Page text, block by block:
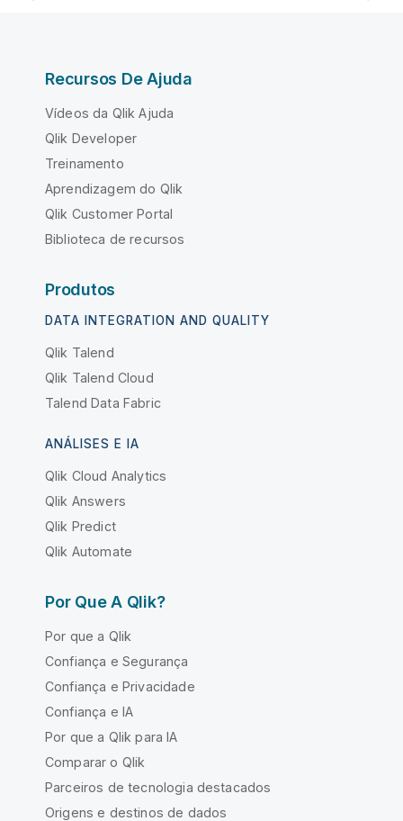
Recursos De Ajuda
Vídeos da Qlik Ajuda
Qlik Developer
Treinamento
Aprendizagem do Qlik
Qlik Customer Portal
Biblioteca de recursos
Produtos
DATA INTEGRATION AND QUALITY
Qlik Talend
Qlik Talend Cloud
Talend Data Fabric
ANÁLISES E IA
Qlik Cloud Analytics
Qlik Answers
Qlik Predict
Qlik Automate
Por Que A Qlik?
Por que a Qlik
Confiança e Segurança
Confiança e Privacidade
Confiança e IA
Por que a Qlik para IA
Comparar o Qlik
Parceiros de tecnologia destacados
Origens e destinos de dados